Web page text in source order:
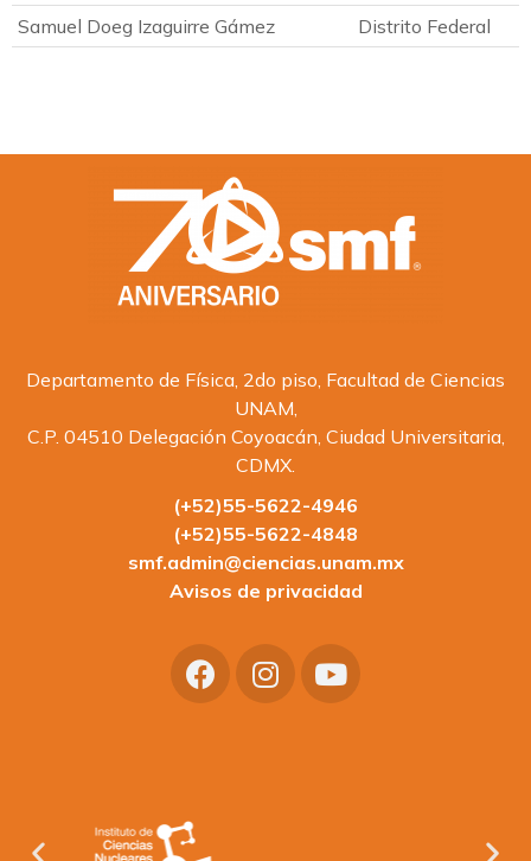
Samuel Doeg Izaguirre Gámez
Distrito Federal
Departamento de Física, 2do piso, Facultad de Ciencias
UNAM,
C.P. 04510 Delegación Coyoacán, Ciudad Universitaria,
CDMX.
(+52)55-5622-4946
(+52)55-5622-4848
smf.admin@ciencias.unam.mx
Avisos de privacidad